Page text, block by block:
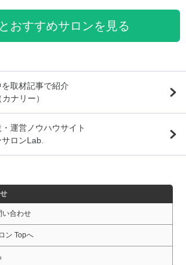
おすすめサロンを見る
取材記事で紹介
ナリー）
運営ノウハウサイト
ロンLab.
い合わせ
ン Topへ